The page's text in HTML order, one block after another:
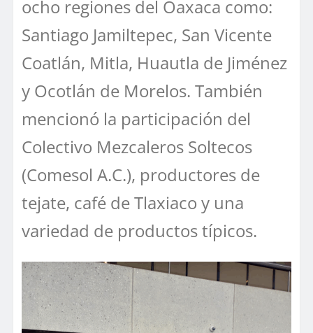
ocho regiones del Oaxaca como:
Santiago Jamiltepec, San Vicente
Coatlán, Mitla, Huautla de Jiménez
y Ocotlán de Morelos. También
mencionó la participación del
Colectivo Mezcaleros Soltecos
(Comesol A.C.), productores de
tejate, café de Tlaxiaco y una
variedad de productos típicos.